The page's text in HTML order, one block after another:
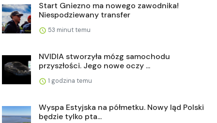
Start Gniezno ma nowego zawodnika!
Niespodziewany transfer
53 minut temu
NVIDIA stworzyła mózg samochodu
przyszłości. Jego nowe oczy ...
1 godzina temu
Wyspa Estyjska na półmetku. Nowy ląd Polski
będzie tylko pta...